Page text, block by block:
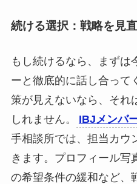
続ける選択：戦略を見
もし続けるなら、まずは
ーと徹底的に話し合って
策が見えないなら、それ
しれません。
IBJメンバ
手相談所では、担当カウ
きます。プロフィール写
の希望条件の緩和など、